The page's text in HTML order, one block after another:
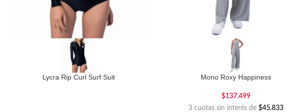
Lycra Rip Curl Surf Suit Mono Roxy Happiness
$137.499
3 cuotas sin interés de$45.833